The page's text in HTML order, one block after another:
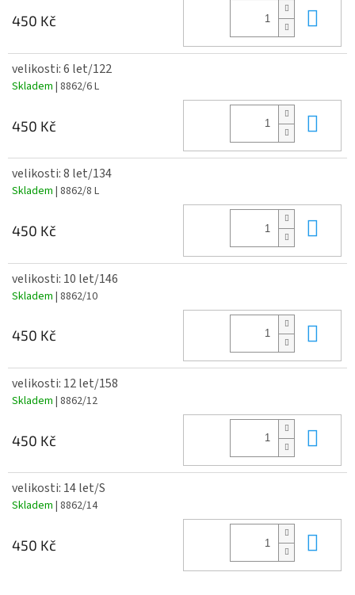
450 Kč
velikosti: 6 let/122
Skladem | 8862/6 L
450 Kč
velikosti: 8 let/134
Skladem | 8862/8 L
450 Kč
velikosti: 10 let/146
Skladem | 8862/10
450 Kč
velikosti: 12 let/158
Skladem | 8862/12
450 Kč
velikosti: 14 let/S
Skladem | 8862/14
450 Kč